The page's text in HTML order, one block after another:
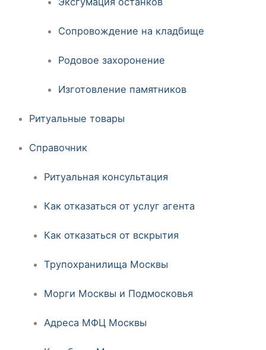
Сопровождение на кладбище
Родовое захоронение
Изготовление памятников
Ритуальные товары
Справочник
Ритуальная консультация
Как отказаться от услуг агента
Как отказаться от вскрытия
Трупохранилища Москвы
Морги Москвы и Подмосковья
Адреса МФЦ Москвы